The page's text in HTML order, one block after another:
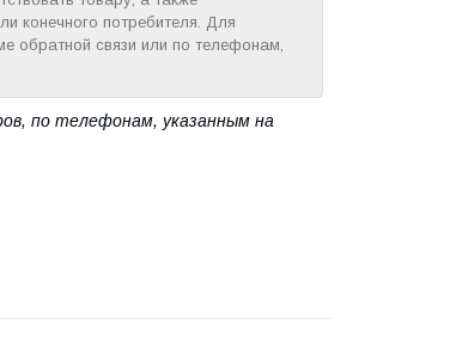
конечного потребителя. Для
обратной связи или по телефонам,
по телефонам, указанным на